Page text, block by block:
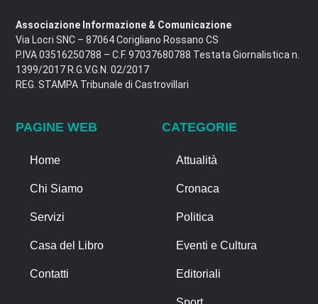
Associazione Informazione & Comunicazione
Via Locri SNC – 87064 Corigliano Rossano CS
P.IVA 03516250788 – C.F. 97037680788 Testata Giornalistica n.
1399/2017 R.G.V.G.N. 02/2017
REG. STAMPA Tribunale di Castrovillari
PAGINE WEB
Home
Chi Siamo
Servizi
Casa del Libro
Contatti
CATEGORIE
Attualità
Cronaca
Politica
Eventi e Cultura
Editoriali